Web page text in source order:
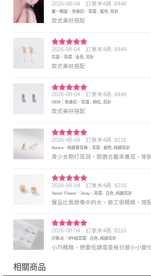
評分5 滿
分 5
2026-08-04 訂單末4碼: 8446
畫一顆星｜免後扣．耳環 - 藍色, 耳針
款式美好搭配
評分5 滿
分 5
2026-08-04 訂單末4碼: 8446
花語｜耳環 - 金色, 耳針
款式美好搭配
評分5 滿
分 5
2026-08-04 訂單末4碼: 8446
GEM｜免後扣．耳環 - 粉紅, 耳針
款式美好搭配
評分5 滿
分 5
2026-08-04 訂單末4碼: 8216
Aurora．純銀養耳棒｜耳環 - 銀色, 純銀耳針
青少女剛打耳洞，很適合戴來養耳，穿
評分5滿
分 5
2026-08-04 訂單末4碼: 8216
Venus' Flower．2way｜耳環 - 白色, 純銀耳針
實品比我想像中的大，做工很精緻，搭
評分5 滿
分 5
2026-08-04 訂單末4碼: 8216
印象派｜6件組耳環 - 白色, 純銀耳針
小巧精緻，想要低調或是每日做小小變
相關商品